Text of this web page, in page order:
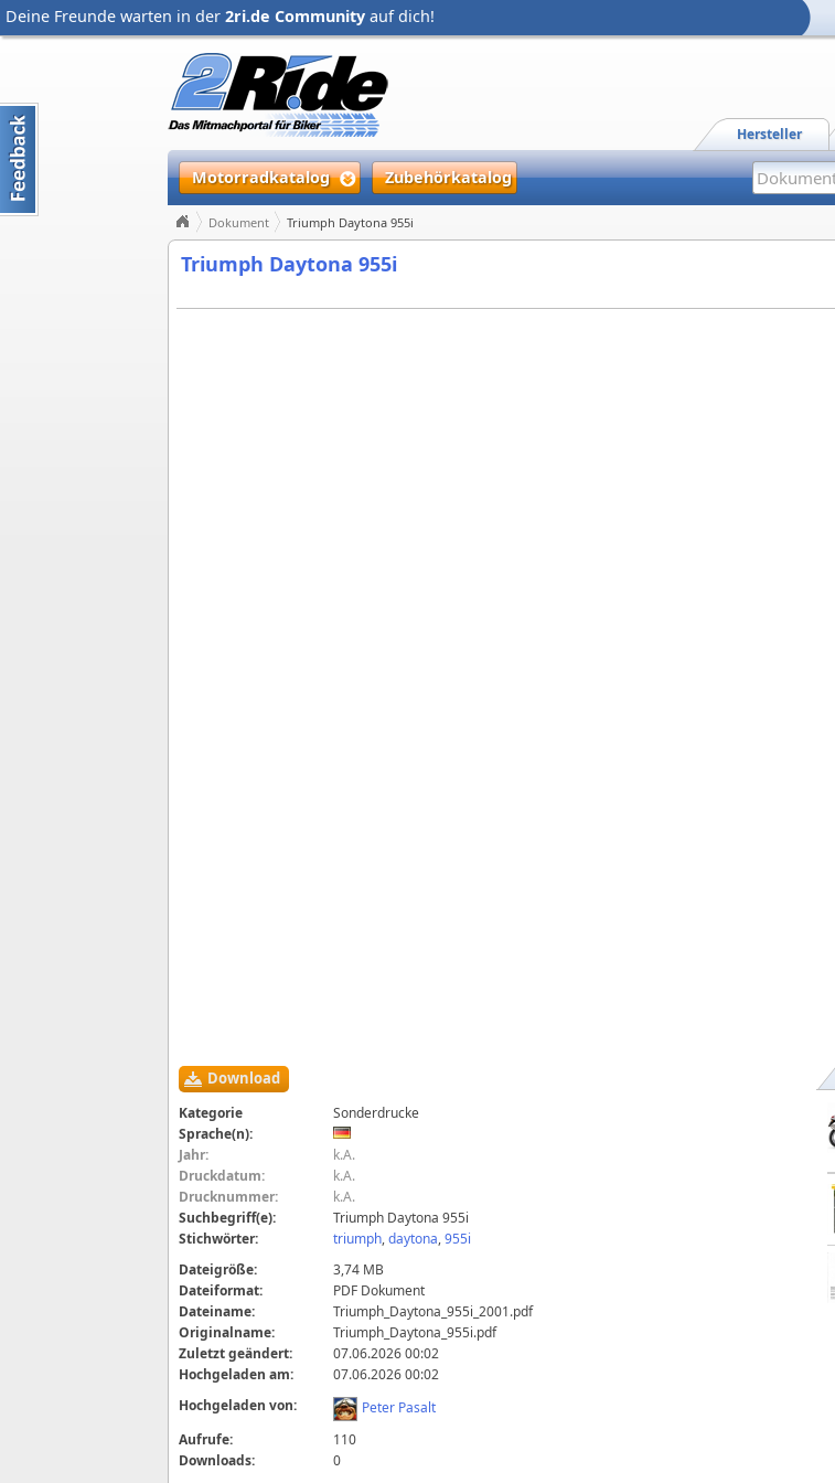
Deine Freunde warten in der 2ri.de Community auf dich!
Hersteller
Motorradkatalog Zubehörkatalog
Dokument Triumph Daytona 955i
Triumph Daytona 955i
Download
Kategorie
Sonderdrucke
Sprache(n):
Jahr:
k.A.
Druckdatum:
k.A.
Drucknummer:
k.A.
Suchbegriff(e):
Triumph Daytona 955i
Stichwörter:
triumph,daytona,955i
Dateigröße:
3,74 MB
Dateiformat:
PDF Dokument
Dateiname:
Triumph_Daytona_955i_2001.pdf
Originalname:
Triumph_Daytona_955i.pdf
Zuletzt geändert:
07.06.2026 00:02
Hochgeladen am:
07.06.2026 00:02
Hochgeladen von:
Peter Pasalt
Aufrufe:
110
Downloads:
0